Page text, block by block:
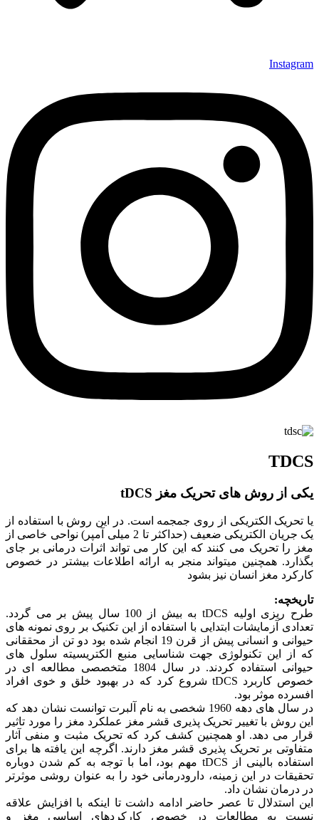
Instagram
TDCS
یکی از روش های تحریک مغز tDCS
یا تحریک الکتریکی از روی جمجمه است. در این روش با استفاده از
یک جریان الکتریکی ضعیف (حداکثر تا 2 میلی آمپر) نواحی خاصی از
مغز را تحریک می کنند که این کار می تواند اثرات درمانی بر جای
بگذارد. همچنین میتواند منجر به ارائه اطلاعات بیشتر در خصوص
کارکرد مغز انسان نیز بشود
تاریخچه:
طرح ریزی اولیه tDCS به بیش از 100 سال پیش بر می گردد.
تعدادی آزمایشات ابتدایی با استفاده از این تکنیک بر روی نمونه های
حیوانی و انسانی پیش از قرن 19 انجام شده بود دو تن از محققانی
که از این تکنولوژی جهت شناسایی منبع الکتریسیته سلول های
حیوانی استفاده کردند. در سال 1804 متخصصی مطالعه ای در
خصوص کاربرد tDCS شروع کرد که در بهبود خلق و خوی افراد
افسرده موثر بود.
در سال های دهه 1960 شخصی به نام آلبرت توانست نشان دهد که
این روش با تغییر تحریک پذیری قشر مغز عملکرد مغز را مورد تاثیر
قرار می دهد. او همچنین کشف کرد که تحریک مثبت و منفی آثار
متفاوتی بر تحریک پذیری قشر مغز دارند. اگرچه این یافته ها برای
استفاده بالینی از tDCS مهم بود، اما با توجه به کم شدن دوباره
تحقیقات در این زمینه، دارودرمانی خود را به عنوان روشی موثرتر
در درمان نشان داد.
این استدلال تا عصر حاضر ادامه داشت تا اینکه با افزایش علاقه
نسبت به مطالعات در خصوص کارکردهای اساسی مغز و